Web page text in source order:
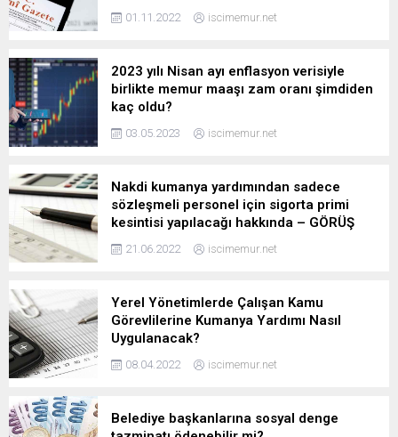
01.11.2022 iscimemur.net
2023 yılı Nisan ayı enflasyon verisiyle
birlikte memur maaşı zam oranı şimdiden
kaç oldu?
03.05.2023 iscimemur.net
Nakdi kumanya yardımından sadece
sözleşmeli personel için sigorta primi
kesintisi yapılacağı hakkında – GÖRÜŞ
21.06.2022 iscimemur.net
Yerel Yönetimlerde Çalışan Kamu
Görevlilerine Kumanya Yardımı Nasıl
Uygulanacak?
08.04.2022 iscimemur.net
Belediye başkanlarına sosyal denge